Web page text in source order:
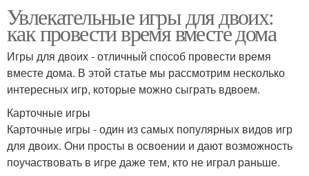
Увлекательные игры для двоих:
как провести время вместе дома
Игры для двоих - отличный способ провести время
вместе дома. В этой статье мы рассмотрим несколько
интересных игр, которые можно сыграть вдвоем.
Карточные игры
Карточные игры - один из самых популярных видов игр
для двоих. Они просты в освоении и дают возможность
поучаствовать в игре даже тем, кто не играл раньше.